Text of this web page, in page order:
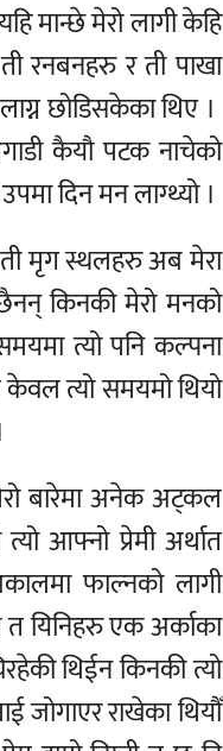
मान्छे मेरो लागी केहि
रनबनहरु र ती पाखा
छोडिसकेका थिए ।
कैयौ पटक नाचेको
दिन मन लाग्थ्यो ।
ती मृग स्थलहरु अब मेरा
किनकी मेरो मनको
त्यो पनि कल्पना
केवल त्यो समयमो थियो
बारेमा अनेक अट्कल
आफ्नो प्रेमी अर्थात
फाल्नको लागी
यिनिहरु एक अर्काका
थिईन किनकी त्यो
जोगाएर राखेका थियौँ